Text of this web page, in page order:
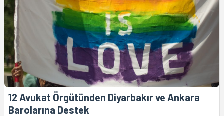
12 Avukat Örgütünden Diyarbakır ve Ankara
Barolarına Destek